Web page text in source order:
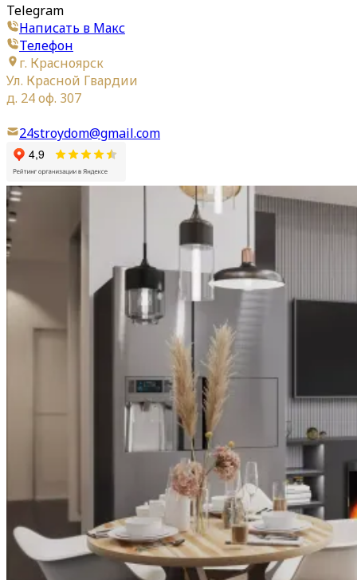
Telegram
Написать в Макс
Телефон
г. Красноярск
Ул. Красной Гвардии
д. 24 оф. 307
24stroydom@gmail.com